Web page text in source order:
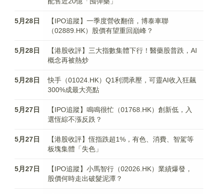
5月28日
【IPO追蹤】一季度營收翻倍，博泰車聯
（02889.HK）股價有望重回巔峰？
5月28日
【港股收評】三大指數集體下行！醫藥股普跌，AI
概念再被熱炒
5月28日
快手（01024.HK）Q1利潤承壓，可靈AI收入狂飆
300%成最大亮點
5月27日
【IPO追蹤】鳴鳴很忙（01768.HK）創新低，入
選恆綜不漲反跌？
5月27日
【港股收評】恆指跌超1%，有色、消費、智駕等
板塊集體「失色」
5月27日
【IPO追蹤】小馬智行（02026.HK）業績爆發，
股價何時走出破髮泥潭？